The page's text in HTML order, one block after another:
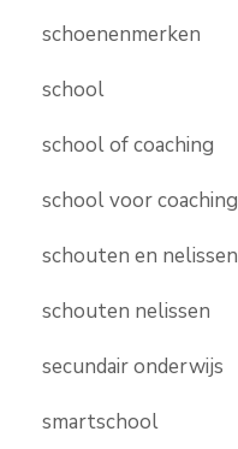
schoenenmerken
school
school of coaching
school voor coaching
schouten en nelissen
schouten nelissen
secundair onderwijs
smartschool